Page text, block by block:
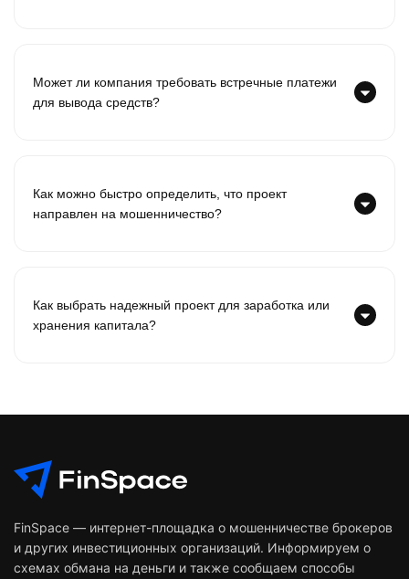
Может ли компания требовать встречные платежи
для вывода средств?
Как можно быстро определить, что проект
направлен на мошенничество?
Как выбрать надежный проект для заработка или
хранения капитала?
FinSpace — интернет-площадка о мошенничестве брокеров
и других инвестиционных организаций. Информируем о
схемах обмана на деньги и также сообщаем способы